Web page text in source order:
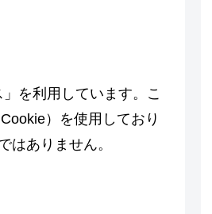
を利用しています。こ
）を使用しており
はありません。